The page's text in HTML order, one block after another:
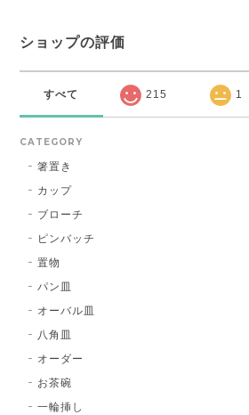
ショップの評価
すべて 215 1
CATEGORY
箸置き
カップ
ブローチ
ピンバッチ
置物
パン皿
オーバル皿
八角皿
オーダー
お茶碗
一輪挿し